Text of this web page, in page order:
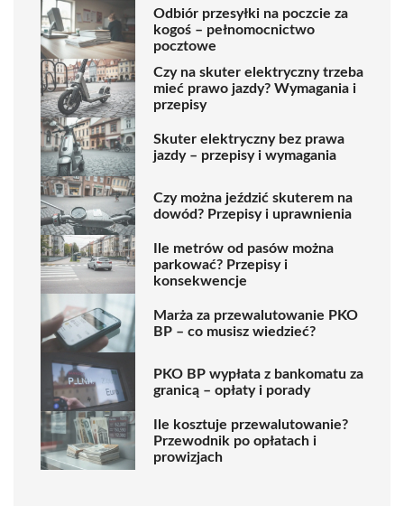
Odbiór przesyłki na poczcie za
kogoś – pełnomocnictwo
pocztowe
Czy na skuter elektryczny trzeba
mieć prawo jazdy? Wymagania i
przepisy
Skuter elektryczny bez prawa
jazdy – przepisy i wymagania
Czy można jeździć skuterem na
dowód? Przepisy i uprawnienia
Ile metrów od pasów można
parkować? Przepisy i
konsekwencje
Marża za przewalutowanie PKO
BP – co musisz wiedzieć?
PKO BP wypłata z bankomatu za
granicą – opłaty i porady
Ile kosztuje przewalutowanie?
Przewodnik po opłatach i
prowizjach